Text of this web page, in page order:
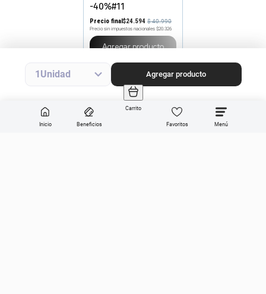
Inicio Beneficios
Carrito
Favoritos
1 Agregar producto
-40%#11
Precio final$24.594 $40.990
Precio sin impuestos nacionales $20.326
Agregar producto